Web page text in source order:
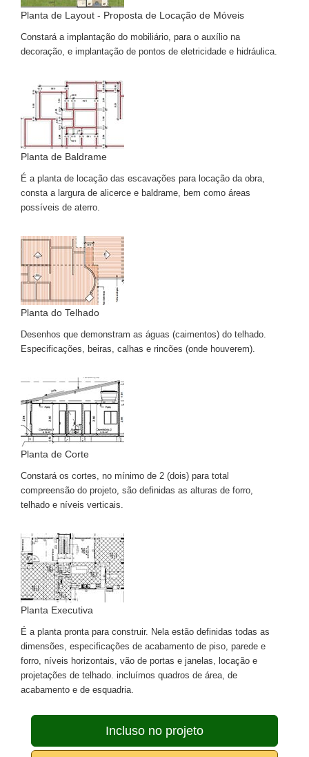
Planta de Layout - Proposta de Locação de Móveis
Constará a implantação do mobiliário, para o auxílio na
decoração, e implantação de pontos de eletricidade e hidráulica.
Planta de Baldrame
É a planta de locação das escavações para locação da obra,
consta a largura de alicerce e baldrame, bem como áreas
possíveis de aterro.
Planta do Telhado
Desenhos que demonstram as águas (caimentos) do telhado.
Especificações, beiras, calhas e rincões (onde houverem).
Planta de Corte
Constará os cortes, no mínimo de 2 (dois) para total
compreensão do projeto, são definidas as alturas de forro,
telhado e níveis verticais.
Planta Executiva
É a planta pronta para construir. Nela estão definidas todas as
dimensões, especificações de acabamento de piso, parede e
forro, níveis horizontais, vão de portas e janelas, locação e
projetações de telhado. incluímos quadros de área, de
acabamento e de esquadria.
Incluso no projeto